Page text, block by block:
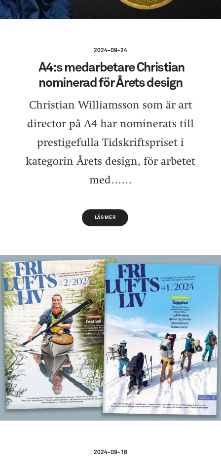
2024-09-24
A4:s medarbetare Christian
nominerad för Årets design
Christian Williamsson som är art
director på A4 har nominerats till
prestigefulla Tidskriftspriset i
kategorin Årets design, för arbetet
med……
LÄS MER
2024-09-18